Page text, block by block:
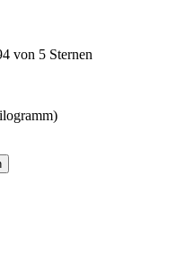
von 5 Sternen